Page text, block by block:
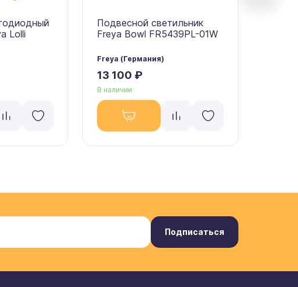
Lolli
Подвесной светильник
Freya Bowl FR5439PL-01W
Freya (Германия)
13 100 ₽
В наличии
Подписаться